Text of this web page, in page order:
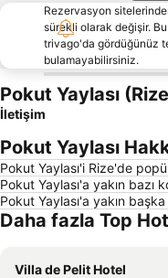
Rezervasyon
sürekli olarak değişir.
trivago'da gördüğünüz
bulamayabilirsiniz.
Pokut Yaylası
İletişim
Pokut Yaylası
Pokut Yaylası'i Rize'de
Pokut Yaylası'a yakın bazı
Pokut Yaylası'a yakın
Daha fazla Top
Villa de Pelit Hotel